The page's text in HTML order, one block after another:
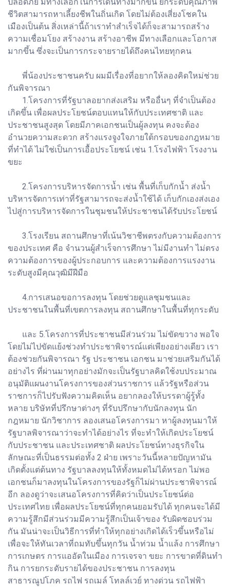
ชีวิตสามารถหาเลี้ยงชีพในถิ่นเกิด โดยไม่ต้องเสี่ยงโชคใน
เมืองเป็นต้น สิ่งเหล่านี้ถ้าเราทำสำเร็จได้ก็จะสามารถสร้าง
ความเชื่อมโยง สร้างงาน สร้างอาชีพ มีทางเลือกและโอกาส
มากขึ้น ซึ่งจะเป็นการกระจายรายได้ถึงคนไทยทุกคน
พี่น้องประชาชนครับ ผมมีเรื่องที่อยากให้ลองคิดใหม่ช่วย
กันพิจารณา
1.โครงการที่รัฐบาลอยากส่งเสริม หรืออื่นๆ ที่จำเป็นต้อง
เกิดขึ้น เพื่อผลประโยชน์ตอบแทนให้กับประเทศชาติ และ
ประชาชนสูงสุด โดยมีภาคเอกชนเป็นผู้ลงทุน คงจะต้อง
อำนวยความสะดวก สร้างแรงจูงใจภายใต้กรอบของกฎหมาย
ที่ทำได้ ไม่ใช่เป็นการเอื้อประโยชน์ เช่น 1.โรงไฟฟ้า โรงงาน
ขยะ
2.โครงการบริหารจัดการน้ำ เช่น พื้นที่เก็บกักน้ำ ส่งน้ำ
บริหารจัดการเท่าที่รัฐสามารถจะส่งน้ำใช้ได้ เก็บกักเองส่งเอง
ไปสู่การบริหารจัดการในชุมชนให้ประชาชนได้รับประโยชน์
3.โรงเรียน สถานศึกษาที่เน้นวิชาชีพตรงกับความต้องการ
ของประเทศ คือ จำนวนผู้สำเร็จการศึกษา ไม่มีงานทำ ไม่ตรง
ความต้องการของผู้ประกอบการ และความต้องการแรงงาน
ระดับสูงมีคุณวุฒิมีฝีมือ
4.การเสนอขอการลงทุน โดยช่วยดูแลชุมชนและ
ประชาชนในพื้นที่เขตการลงทุน สถานศึกษาในพื้นที่ทุกระดับ
และ 5.โครงการที่ประชาชนมีส่วนร่วม ไม่ขัดขวาง พอใจ
โดยไม่ไปขัดแย้งช่วงทำประชาพิจารณ์แต่เพียงอย่างเดียว เรา
ต้องช่วยกันพิจารณา รัฐ ประชาชน เอกชน มาช่วยเสริมกันได้
อย่างไร ที่ผ่านมาทุกอย่างมักจะเป็นรัฐบาลคิดใช้งบประมาณ
อนุมัติแผนงานโครงการของส่วนราชการ แล้วรัฐหรือส่วน
ราชการก็ไปรับฟังความคิดเห็น อยากลองให้บรรดาผู้รู้ทั้ง
หลาย บริษัทที่ปรึกษาต่างๆ ที่รับปรึกษากับนักลงทุน นัก
กฎหมาย นักวิชาการ ลองเสนอโครงการมา หาผู้ลงทุนมาให้
รัฐบาลพิจารณาว่าจะทำได้อย่างไร ที่จะทำให้เกิดประโยชน์
กับประชาชน และประเทศชาติ ผลประโยชน์ทางธุรกิจใน
ลักษณะที่เป็นธรรมต่อทั้ง 2 ฝ่าย เพราะวันนี้หลายปัญหามัน
เกิดตั้งแต่ต้นทาง รัฐบาลลงทุนให้ทั้งหมดไม่ได้หรอก ไม่พอ
เอกชนก็มาลงทุนในโครงการของรัฐก็ไม่ผ่านประชาพิจารณ์
อีก ลองดูว่าจะเสนอโครงการที่คิดว่าเป็นประโยชน์ต่อ
ประเทศไทย เพื่อผลประโยชน์ที่ทุกคนยอมรับได้ ทุกคนจะได้มี
ความรู้สึกมีส่วนร่วมมีความรู้สึกเป็นเจ้าของ รับผิดชอบร่วม
กัน มันน่าจะเป็นวิธีการที่ทำให้ทุกอย่างเกิดได้เร็วขึ้นหรือไม่
เพื่อจะให้ทันเวลาที่ถมทับขึ้นทุกวัน น้ำท่วม น้ำแล้ง การศึกษา
การเกษตร การแออัดในเมือง การเจรจา ขยะ การขาดที่ดินทำ
กิน การยกระดับรายได้ของประชาชน การลงทุน
สาธารณูปโภค รถไฟ รถเมล์ โทลล์เวย์ ทางด่วน รถไฟฟ้า